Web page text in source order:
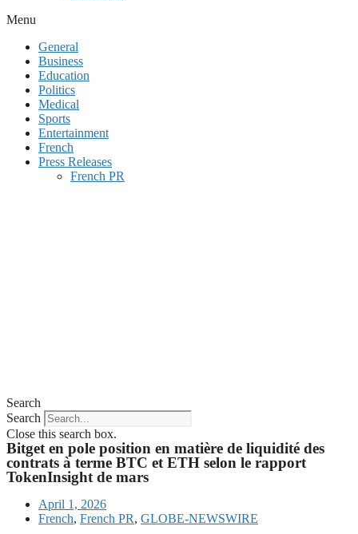
Menu
General
Business
Education
Politics
Medical
Sports
Entertainment
French
Press Releases
French PR
Search
Search
Close this search box.
Bitget en pole position en matière de liquidité des
contrats à terme BTC et ETH selon le rapport
TokenInsight de mars
April 1, 2026
French, French PR, GLOBE-NEWSWIRE